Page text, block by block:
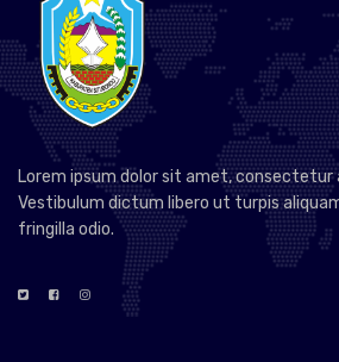
Lorem ipsum dolor sit amet, consectetur
Vestibulum dictum libero ut turpis
fringilla odio.